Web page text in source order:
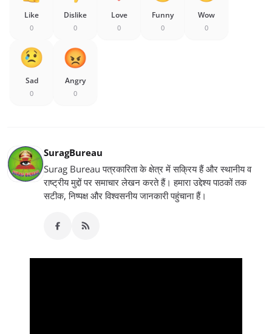
Like
0
Dislike
0
Love
0
Funny
0
Wow
0
Sad
0
Angry
0
SuragBureau
Surag Bureau पत्रकारिता के क्षेत्र में सक्रिय हैं और स्थानीय व
राष्ट्रीय मुद्दों पर समाचार लेखन करते हैं। हमारा उद्देश्य पाठकों तक
सटीक, निष्पक्ष और विश्वसनीय जानकारी पहुंचाना हैं।